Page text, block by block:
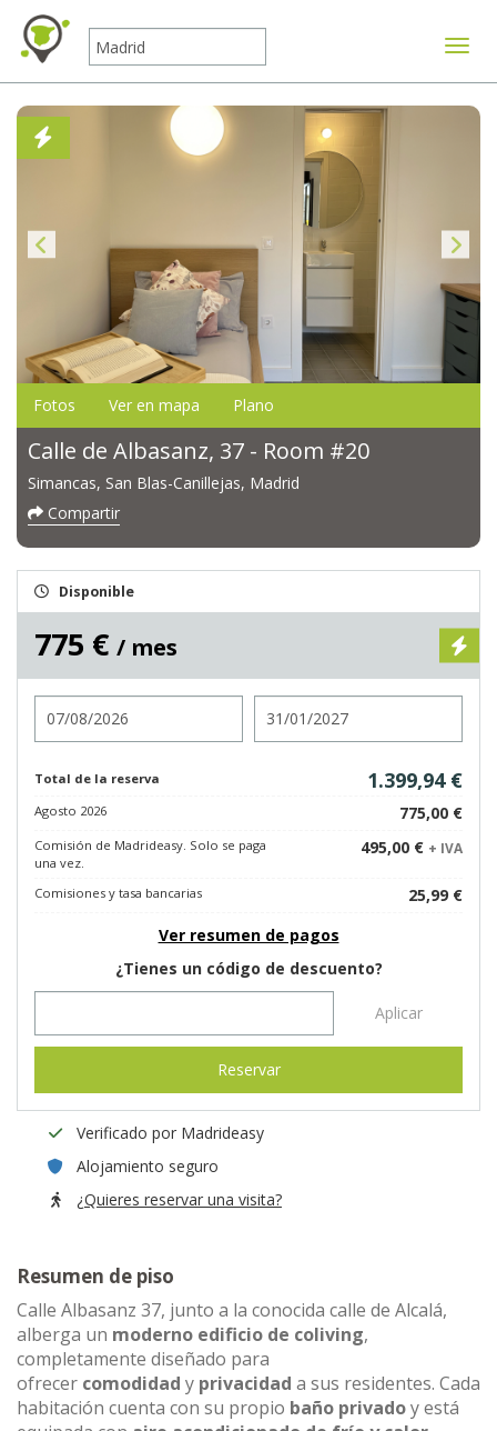
Fotos Ver en mapa Plano
Calle de Albasanz, 37 - Room #20
Simancas, San Blas-Canillejas, Madrid
Compartir
Disponible
775 € / mes
Total de la reserva 1.399,94 €
Agosto 2026 775,00 €
Comisión de Madrideasy. Solo se paga
una vez.
495,00 € + IVA
Comisiones y tasa bancarias
25,99 €
Ver resumen de pagos
¿Tienes un código de descuento?
Aplicar
Reservar
Verificado por Madrideasy
Alojamiento seguro
¿Quieres reservar una visita?
Resumen de piso
Calle Albasanz 37, junto a la conocida calle de Alcalá,
alberga un moderno edificio de coliving,
completamente diseñado para
ofrecer comodidad y privacidad a sus residentes. Cada
habitación cuenta con su propio baño privadoy está